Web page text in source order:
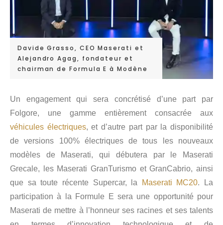
Davide Grasso, CEO Maserati et
Alejandro Agag, fondateur et
chairman de Formula E à Modène
Un engagement qui sera concrétisé d’une part par
Folgore, une gamme entièrement consacrée aux
véhicules électriques, et d’autre part par la disponibilité
de versions 100% électriques de tous les nouveaux
modèles de Maserati, qui débutera par le Maserati
Grecale, les Maserati GranTurismo et GranCabrio, ainsi
que sa toute récente Supercar, la
Maserati MC20. La
participation à la Formule E sera une opportunité pour
Maserati de mettre à l’honneur ses racines et ses talents